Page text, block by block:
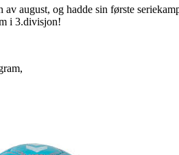
av august, og hadde sin første
i 3.divisjon!